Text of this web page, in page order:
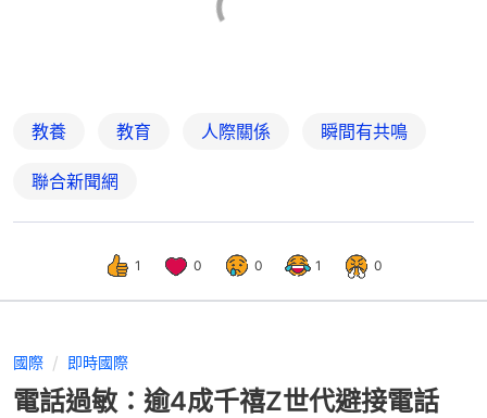
教養 教育 人際關係 瞬間有共鳴
聯合新聞網
1 0 0 1 0
國際 即時國際
電話過敏：逾4成千禧Z世代避接電話